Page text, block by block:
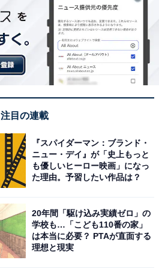
注目の連載
『スパイダーマン：ブランド・
ニュー・デイ』が「史上もっと
も優しいヒーロー映画」になっ
た理由。予習したい作品は？
20年間「駆け込み実績ゼロ」の
学校も…「こども110番の家」
は本当に必要？ PTAが直面する
理想と現実